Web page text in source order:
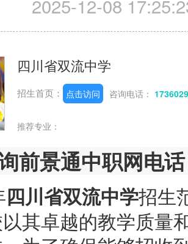
2025-12-08
四川省双流中学
招生首页： 点击访问 咨询电话：
推荐专业：
前景通中职网电
四川省双流中学招生
其卓越的教学质量